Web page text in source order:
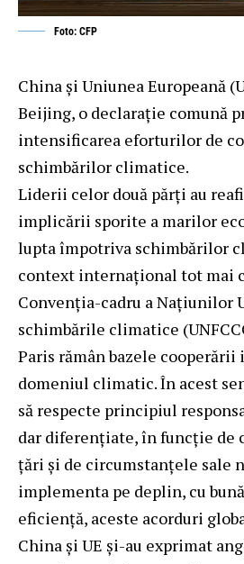
Foto: CFP
China și Uniunea Europeană
Beijing, o declarație comună
intensificarea eforturilor de
schimbărilor climatice.
Liderii celor două părți au
implicării sporite a marilor
lupta împotriva schimbărilor
context internațional tot mai
Convenția-cadru a Națiunilor
schimbările climatice
Paris rămân bazele
domeniul climatic. În acest
să respecte principiul
dar diferențiate, în funcție de
țări și de circumstanțele sale
implementa pe deplin, cu
eficiență, aceste acorduri
China și UE și-au exprimat